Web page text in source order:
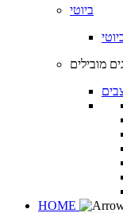
ביוטי
מובילים
HOME